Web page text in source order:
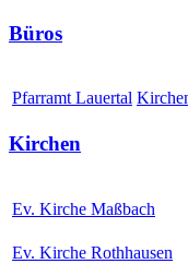
Büros
Pfarramt Lauertal
Kirchen
Ev. Kirche Maßbach
Ev. Kirche Rothhausen